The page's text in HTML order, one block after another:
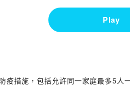
Play
措施，包括允許同一家庭最多5人